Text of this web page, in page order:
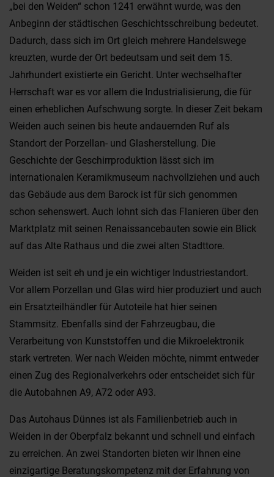
„bei den Weiden“ schon 1241 erwähnt wurde, was den
Anbeginn der städtischen Geschichtsschreibung bedeutet.
Dadurch, dass sich im Ort gleich mehrere Handelswege
kreuzten, wurde der Ort bedeutsam und seit dem 15.
Jahrhundert existierte ein Gericht. Unter wechselhafter
Herrschaft war es vor allem die Industrialisierung, die für
einen erheblichen Aufschwung sorgte. In dieser Zeit bekam
Weiden auch seinen bis heute andauernden Ruf als
Standort der Porzellan- und Glasherstellung. Die
Geschichte der Geschirrproduktion lässt sich im
internationalen Keramikmuseum nachvollziehen und auch
das Gebäude aus dem Barock ist für sich genommen
schon sehenswert. Auch lohnt sich das Flanieren über den
Marktplatz mit seinen Renaissancebauten sowie ein Blick
auf das Alte Rathaus und die zwei alten Stadttore.
Weiden ist seit eh und je ein wichtiger Industriestandort.
Vor allem Porzellan und Glas wird hier produziert und auch
ein Ersatzteilhändler für Autoteile hat hier seinen
Stammsitz. Ebenfalls sind der Fahrzeugbau, die
Verarbeitung von Kunststoffen und die Mikroelektronik
stark vertreten. Wer nach Weiden möchte, nimmt entweder
einen Zug des Regionalverkehrs oder entscheidet sich für
die Autobahnen A9, A72 oder A93.
Das Autohaus Dünnes ist als Familienbetrieb auch in
Weiden in der Oberpfalz bekannt und schnell und einfach
zu erreichen. An zwei Standorten bieten wir Ihnen eine
einzigartige Beratungskompetenz mit der Erfahrung von